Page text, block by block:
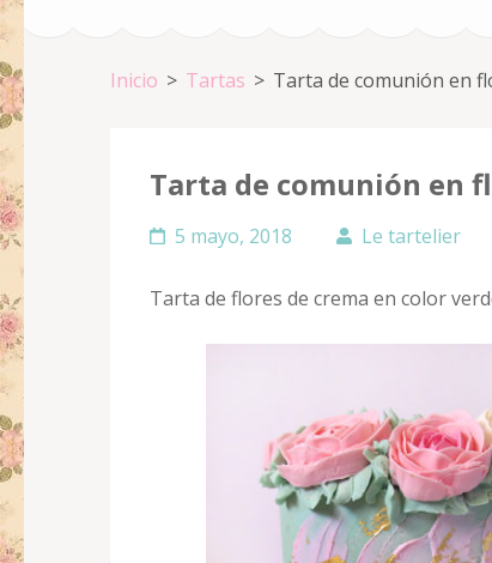
Inicio > Tartas > Tarta de comunión en
Tarta de comunión en
5 mayo, 2018 Le tartelier
Tarta de flores de crema en color